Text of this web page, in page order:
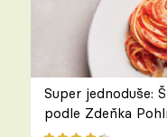
Super jednoduše:
podle Zdeňka